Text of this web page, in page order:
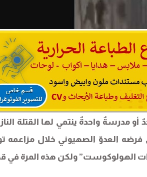
مدرسةٌ واحدةٌ ينتمي لها القتلة
فرضه العدوّ الصهيوني خلال مزاعمه
الهولوكوست” ولكن هذه المرة في